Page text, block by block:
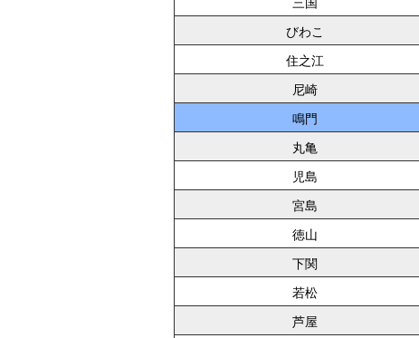
びわこ
住之江
尼崎
鳴門
丸亀
児島
宮島
徳山
下関
若松
芦屋